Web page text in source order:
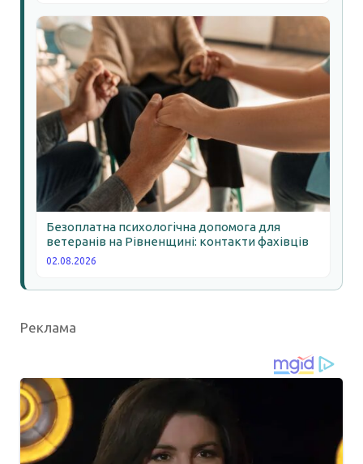
Безоплатна психологічна допомога для
ветеранів на Рівненщині: контакти фахівців
02.08.2026
Реклама